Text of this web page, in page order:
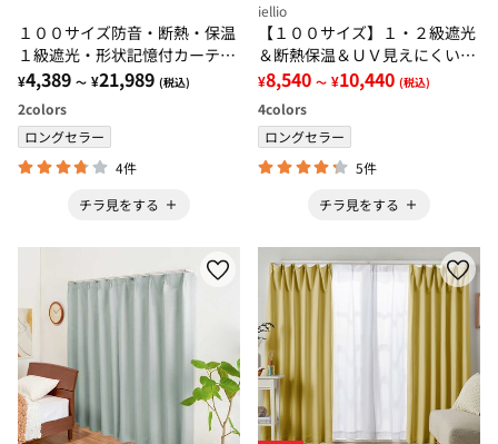
１００サイズ防音・断熱・保温
１級遮光・形状記憶付カーテ
ン グリーン・モスグリーン
¥4,389 ～ ¥21,989 (税込)
2colors
ロングセラー
4件
チラ見をする
iellio
【１００サイズ】１・２級遮光
＆断熱保温＆ＵＶ見えにくいレ
ース付カーテンセット＜イージ
ーオーダー・無地・新生活・グ
レー＞
¥8,540 ～ ¥10,440 (税込)
4colors
ロングセラー
5件
チラ見をする